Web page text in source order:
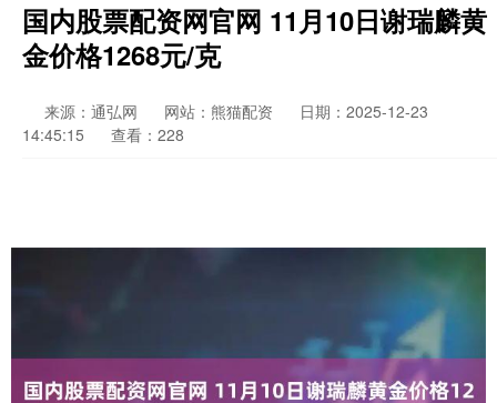
国内股票配资网官网 11月10日谢瑞麟黄
金价格1268元/克
来源：通弘网 网站：熊猫配资
日期：2025-12-23
14:45:15
查看：228